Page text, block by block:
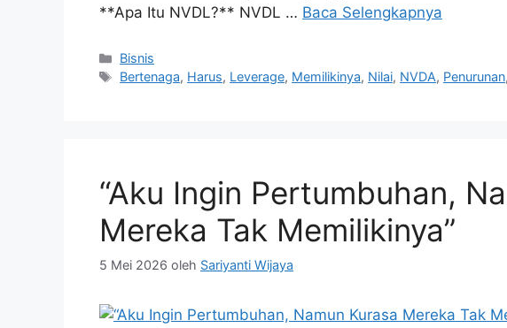
**Apa Itu NVDL?** NVDL … Baca Selengkapnya
Kategori
Bisnis
Tag
Bertenaga, Harus, Leverage, Memilikinya, Nilai, NVDA, Penurunan,
“Aku Ingin Pertumbuhan,
Mereka Tak Memilikinya”
5 Mei 2026 oleh Sariyanti Wijaya